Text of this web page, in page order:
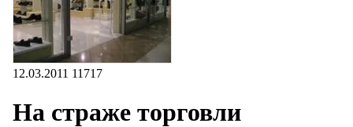
12.03.2011 11717
На страже торговли